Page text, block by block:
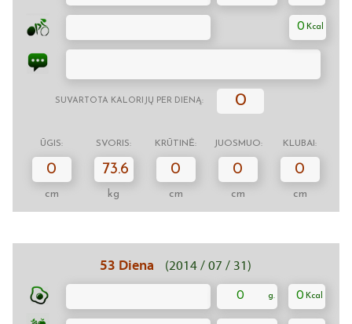
0
SUVARTOTA KALORIJŲ PER DIENĄ: 0
ŪGIS: SVORIS: KRŪTINĖ: JUOSMUO: KLUBAI:
0
cm
73.6
kg
0
cm
0
cm
0
cm
53 Diena (2014 / 07 / 31)
0 0